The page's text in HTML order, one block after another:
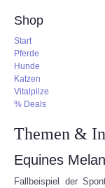
Shop
Start
Pferde
Hunde
Katzen
Vitalpilze
% Deals
Themen &
Equines
Fallbeispiel der